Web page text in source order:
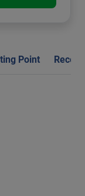
Point